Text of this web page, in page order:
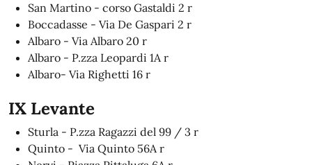
San Martino - corso Gastaldi 2 r
Boccadasse - Via De Gaspari 2 r
Albaro - Via Albaro 20 r
Albaro - P.zza Leopardi 1A r
Albaro- Via Righetti 16 r
IX Levante
Sturla - P.zza Ragazzi del 99 / 3 r
Quinto - Via Quinto 56A r